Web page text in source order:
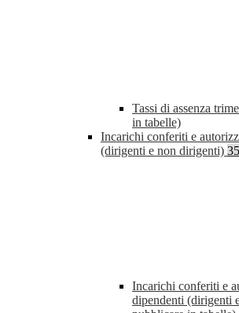
Tassi di assenza
in tabelle)
Incarichi conferiti e
(dirigenti e non dirigenti)
Incarichi conferiti e
dipendenti (dirigenti